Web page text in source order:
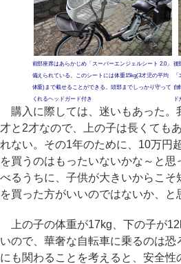
前部座席はあらかじめ「スーパーエンジェルシート 2.0」
備えられている。このシートには体重15kg(3才児の平均
体重)まで載せることができる。頭部までしっかり守って
くれるヘッドガード付き
後
自
購入に際しては、迷いもあった。
才と2才なので、上の子は長くても
れない。その1年のために、10万円
を買うのはもったいないかな～と思
べるうちに、子供が大きいからこそ
を買った方がいいのではないか、と
上の子の体重が17kg、下の子が
いので、華奢な自転車に乗るのは
にも関わることを考えると、安全